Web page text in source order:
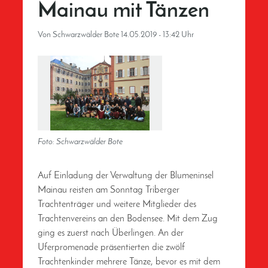
Mainau mit Tänzen
Von Schwarzwälder Bote 14.05.2019 - 13:42 Uhr
Foto: Schwarzwälder Bote
Auf Einladung der Verwaltung der Blumeninsel
Mainau reisten am Sonntag Triberger
Trachtenträger und weitere Mitglieder des
Trachtenvereins an den Bodensee. Mit dem Zug
ging es zuerst nach Überlingen. An der
Uferpromenade präsentierten die zwölf
Trachtenkinder mehrere Tänze, bevor es mit dem